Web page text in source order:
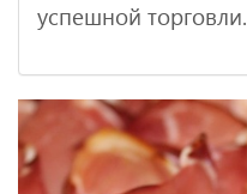
успешной торговли.